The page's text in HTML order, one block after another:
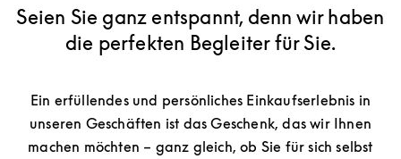
Seien Sie ganz entspannt, denn wir haben
die perfekten Begleiter für Sie.
Ein erfüllendes und persönliches Einkaufserlebnis in
unseren Geschäften ist das Geschenk, das wir Ihnen
machen möchten – ganz gleich, ob Sie für sich selbst